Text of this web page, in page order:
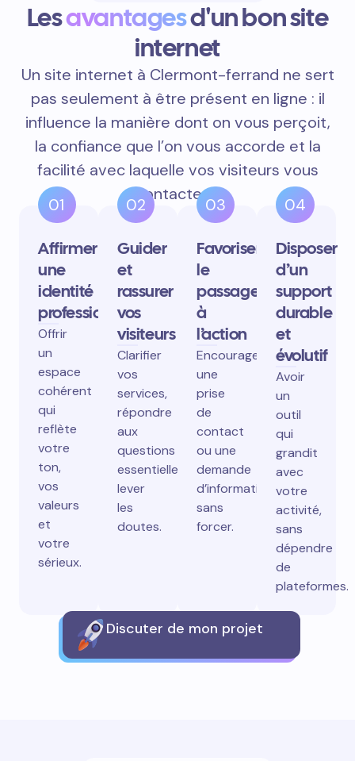
Lesavantagesd'un bon site
internet
Un site internet à Clermont-ferrand ne sert
pas seulement à être présent en ligne : il
influence la manière dont on vous perçoit,
la confiance que l’on vous accorde et la
facilité avec laquelle vos visiteurs vous
contactent.
01
Affirmer
une
identité
professionnelle
Offrir
un
espace
cohérent
qui
reflète
votre
ton,
vos
valeurs
et
votre
sérieux.
02
Guider
et
rassurer
vos
visiteurs
Clarifier
vos
services,
répondre
aux
questions
essentielles,
lever
les
doutes.
03
Favoriser
le
passage
à
l’action
Encourager
une
prise
de
contact
ou une
demande
d’information
sans
forcer.
04
Disposer
d’un
support
durable
et
évolutif
Avoir
un
outil
qui
grandit
avec
votre
activité,
sans
dépendre
de
plateformes.
Discuter de mon projet